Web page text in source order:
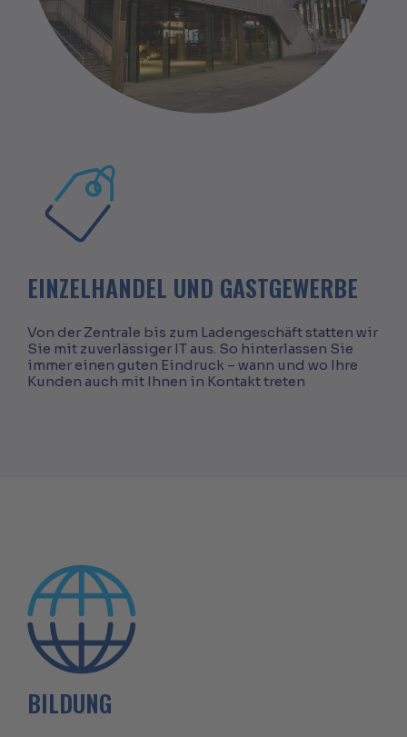
EINZELHANDEL UND GASTGEWERBE
Von der Zentrale bis zum Ladengeschäft statten wir
Sie mit zuverlässiger IT aus. So hinterlassen Sie
immer einen guten Eindruck – wann und wo Ihre
Kunden auch mit Ihnen in Kontakt treten
BILDUNG